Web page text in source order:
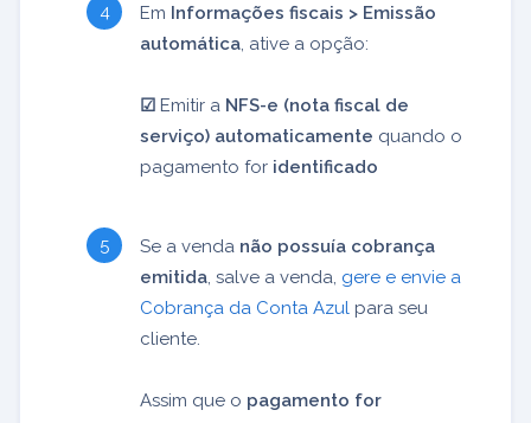
Em Informações fiscais > Emissão
automática , ative a opção:
☑ Emitir a NFS-e (nota fiscal de
serviço) automaticamente quando o
pagamento for identificado
Se a venda não possuía cobrança
emitida , salve a venda, gere e envie a
Cobrança da Conta Azul para seu
cliente.
Assim que o pagamento for